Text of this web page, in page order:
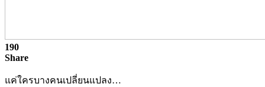
190
Share
แค่ใครบางคนเปลี่ยนแปลง…